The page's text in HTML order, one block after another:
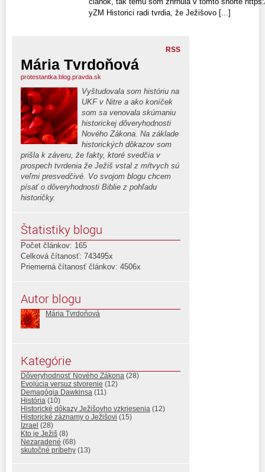
yZM Historici radi tvrdia, že Ježišovo [...]
RSS
Mária Tvrdoňová
protestantka.blog.pravda.sk
Vyštudovala som históriu na
UKF v Nitre a ako koníček
som sa venovala skúmaniu
historickej dôveryhodnosti
Nového Zákona. Na základe
historických dôkazov som
prišla k záveru, že fakty, ktoré svedčia v
prospech tvrdenia že Ježiš vstal z mŕtvych sú
veľmi presvedčivé. Vo svojom blogu chcem
písať o dôveryhodnosti Biblie z pohľadu
historičky.
Štatistiky blogu
Počet článkov: 165
Celková čítanosť: 743495x
Priemerná čítanosť článkov: 4506x
Autor blogu
Mária Tvrdoňová
Kategórie
Dôveryhodnosť Nového Zákona (28)
Evolúcia versuz stvorenie (12)
Demagógia Dawkinsa (11)
História (10)
Historické dôkazy Ježišovho vzkriesenia (12)
Historické záznamy o Ježišovi (15)
Izrael (28)
Kto je Ježiš (8)
Nezaradené (68)
skutočné príbehy (13)